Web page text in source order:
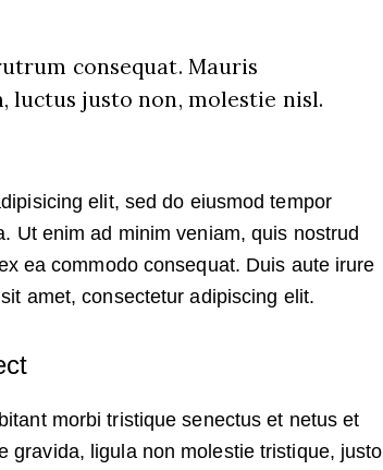
consequat. Mauris
justo non, molestie nisl.
elit, sed do eiusmod tempor
Ut enim ad minim veniam, quis nostrud
ea commodo consequat. Duis aute irure
amet, consectetur adipiscing elit.
morbi tristique senectus et netus et
gravida, ligula non molestie tristique, justo